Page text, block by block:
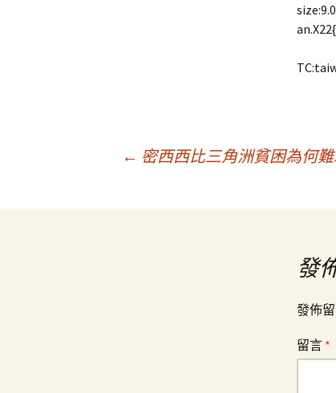
章
← 密西西比三角洲貧困為何
發
發佈
留言 *